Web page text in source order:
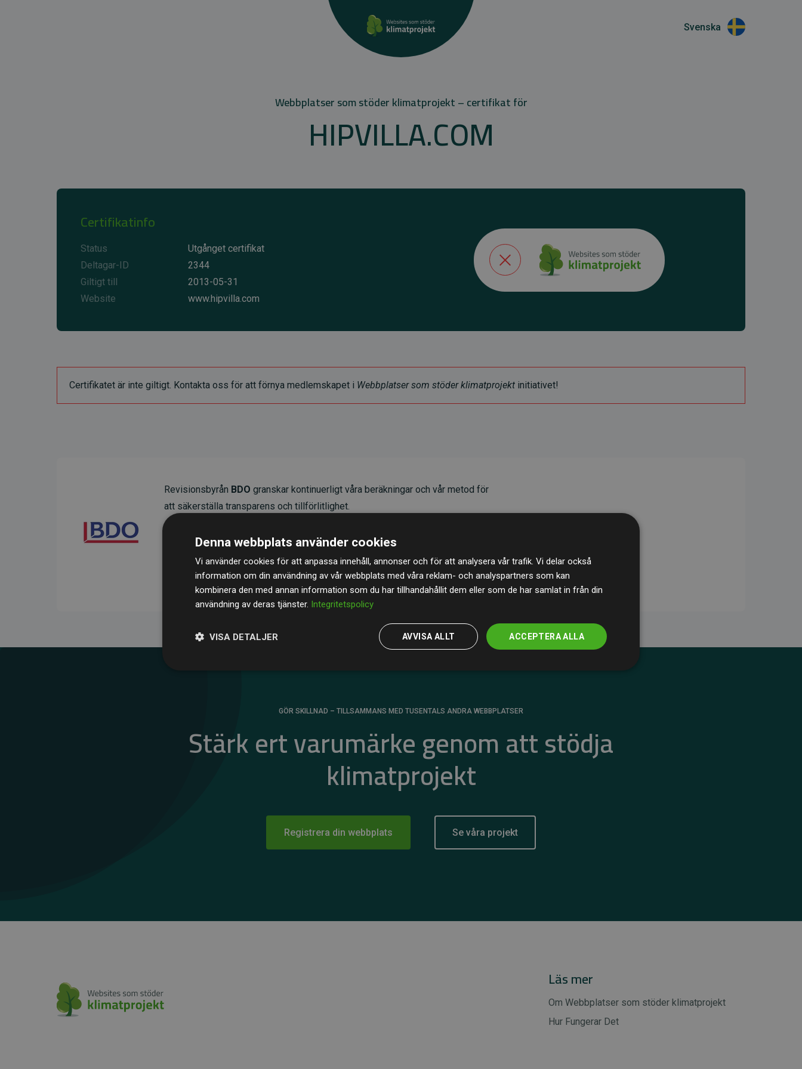
Svenska
Webbplatser som stöder klimatprojekt – certifikat för
HIPVILLA.COM
Certifikatinfo
Status
Utgånget certifikat
Deltagar-ID
2344
Giltigt till
2013-05-31
Website
www.hipvilla.com
Certifikatet är inte giltigt. Kontakta oss för att förnya medlemskapet i Webbplatser som stöder klimatprojekt initiativet!
Revisionsbyrån BDO granskar kontinuerligt våra beräkningar och vår metod för
att säkerställa transparens och tillförlitlighet.
kompenserar för200 % av de beräknade CO₂-utsläppen
medlemswebbplatser – ett tydligt bevis på att vårt arbetssätt ger mätbar
klimatnytta.
GÖR SKILLNAD – TILLSAMMANS MED TUSENTALS ANDRA WEBBPLATSER
Stärk ert varumärke genom att stödja
klimatprojekt
Registrera din webbplats Se våra projekt
Läs mer
Om Webbplatser som stöder klimatprojekt
Hur Fungerar Det
Denna webbplats använder cookies
Vi använder cookies för att anpassa innehåll, annonser och för att analysera vår trafik. Vi delar också
information om din användning av vår webbplats med våra reklam- och analyspartners som kan
kombinera den med annan information som du har tillhandahållit dem eller som de har samlat in från din
användning av deras tjänster. Integritetspolicy
ACCEPTERA ALLA
AVVISA ALLT
VISA DETALJER